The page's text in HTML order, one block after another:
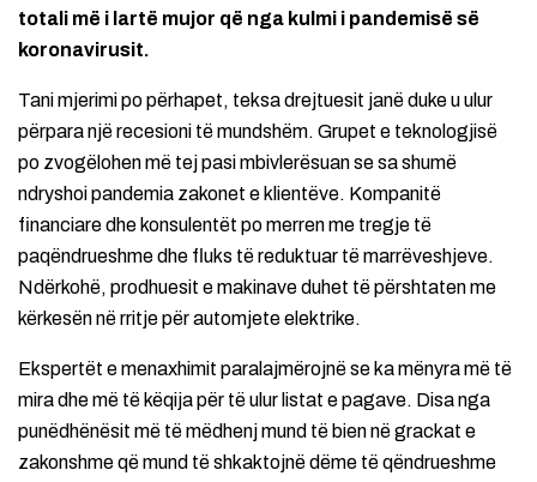
totali më i lartë mujor që nga kulmi i pandemisë së
koronavirusit.
Tani mjerimi po përhapet, teksa drejtuesit janë duke u ulur
përpara një recesioni të mundshëm. Grupet e teknologjisë
po zvogëlohen më tej pasi mbivlerësuan se sa shumë
ndryshoi pandemia zakonet e klientëve. Kompanitë
financiare dhe konsulentët po merren me tregje të
paqëndrueshme dhe fluks të reduktuar të marrëveshjeve.
Ndërkohë, prodhuesit e makinave duhet të përshtaten me
kërkesën në rritje për automjete elektrike.
Ekspertët e menaxhimit paralajmërojnë se ka mënyra më të
mira dhe më të këqija për të ulur listat e pagave. Disa nga
punëdhënësit më të mëdhenj mund të bien në grackat e
zakonshme që mund të shkaktojnë dëme të qëndrueshme